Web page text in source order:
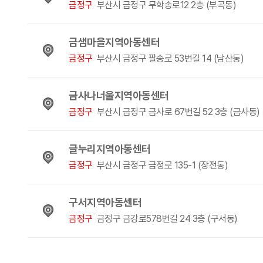
금정구 부산시 금정구 무학송로12 2층 (부곡동)
금샘마을지역아동센터
금정구 부산시 금정구 팔송로 53번길 14 (남산동)
금사나너울지역아동센터
금정구 부산시 금정구 금사로 67번길 52 3층 (금사동)
글누리지역아동센터
금정구 부산시 금정구 금정로 135-1 (장전동)
구서지역아동센터
금정구 금정구 금강로578번길 24 3층 (구서동)